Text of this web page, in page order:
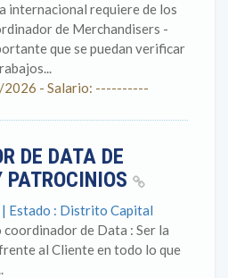
internacional requiere de los
de Merchandisers -
que se puedan verificar
2026 - Salario: ----------
DE DATA DE
PATROCINIOS
| Estado : Distrito Capital
coordinador de Data : Ser la
al Cliente en todo lo que